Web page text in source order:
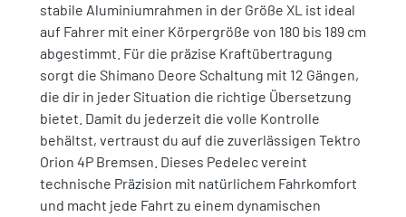
stabile Aluminiumrahmen in der Größe XL ist ideal
auf Fahrer mit einer Körpergröße von 180 bis 189 cm
abgestimmt. Für die präzise Kraftübertragung
sorgt die Shimano Deore Schaltung mit 12 Gängen,
die dir in jeder Situation die richtige Übersetzung
bietet. Damit du jederzeit die volle Kontrolle
behältst, vertraust du auf die zuverlässigen Tektro
Orion 4P Bremsen. Dieses Pedelec vereint
technische Präzision mit natürlichem Fahrkomfort
und macht jede Fahrt zu einem dynamischen